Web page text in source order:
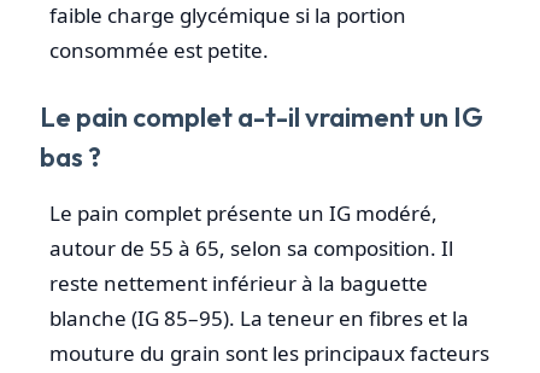
faible charge glycémique si la portion
consommée est petite.
Le pain complet a-t-il vraiment un IG
bas ?
Le pain complet présente un IG modéré,
autour de 55 à 65, selon sa composition. Il
reste nettement inférieur à la baguette
blanche (IG 85–95). La teneur en fibres et la
mouture du grain sont les principaux facteurs